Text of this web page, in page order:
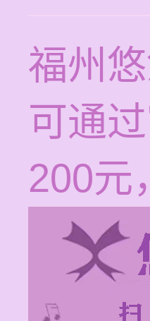
福州
可通
200元